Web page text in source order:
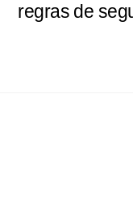
regras de